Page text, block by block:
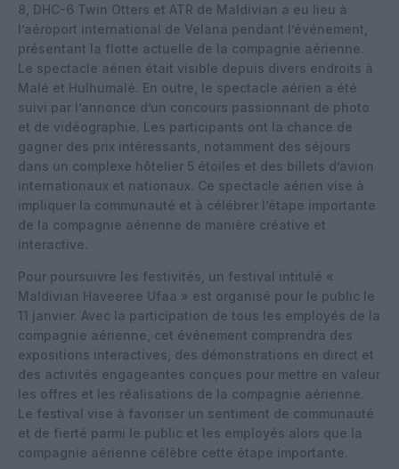
8, DHC-6 Twin Otters et ATR de Maldivian a eu lieu à
l’aéroport international de Velana pendant l’événement,
présentant la flotte actuelle de la compagnie aérienne.
Le spectacle aérien était visible depuis divers endroits à
Malé et Hulhumalé. En outre, le spectacle aérien a été
suivi par l’annonce d’un concours passionnant de photo
et de vidéographie. Les participants ont la chance de
gagner des prix intéressants, notamment des séjours
dans un complexe hôtelier 5 étoiles et des billets d’avion
internationaux et nationaux. Ce spectacle aérien vise à
impliquer la communauté et à célébrer l’étape importante
de la compagnie aérienne de manière créative et
interactive.
Pour poursuivre les festivités, un festival intitulé «
Maldivian Haveeree Ufaa » est organisé pour le public le
11 janvier. Avec la participation de tous les employés de la
compagnie aérienne, cet événement comprendra des
expositions interactives, des démonstrations en direct et
des activités engageantes conçues pour mettre en valeur
les offres et les réalisations de la compagnie aérienne.
Le festival vise à favoriser un sentiment de communauté
et de fierté parmi le public et les employés alors que la
compagnie aérienne célèbre cette étape importante.